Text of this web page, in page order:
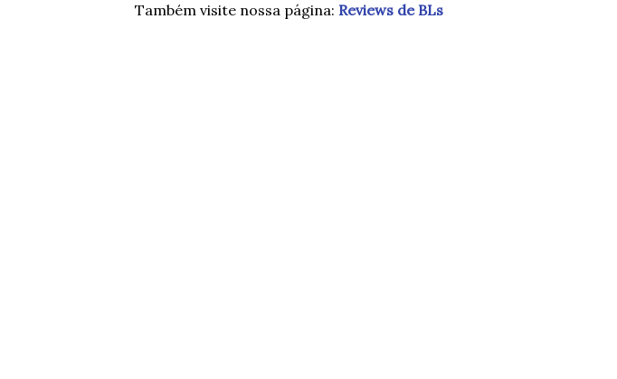
Também visite nossa página: Reviews de BLs